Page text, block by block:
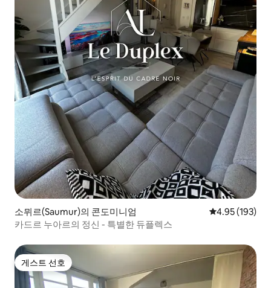
소뮈르(Saumur)의 콘도미니엄 평점 4.95점(5
4.95 (193)
카드르 누아르의 정신 - 특별한 듀플렉스
게스트 선호
게스트 선호